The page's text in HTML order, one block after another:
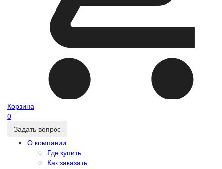
Корзина
0
Задать вопрос
О компании
Где купить
Как заказать